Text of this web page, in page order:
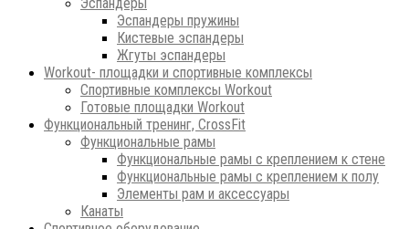
Эспандеры
Эспандеры пружины
Кистевые эспандеры
Жгуты эспандеры
Workout- площадки и спортивные комплексы
Спортивные комплексы Workout
Готовые площадки Workout
Функциональный тренинг, CrossFit
Функциональные рамы
Функциональные рамы с креплением к стене
Функциональные рамы с креплением к полу
Элементы рам и аксессуары
Канаты